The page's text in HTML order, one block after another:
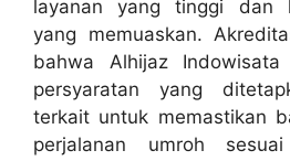
layanan yang tinggi dan
yang memuaskan.
bahwa Alhijaz Indowisata
persyaratan yang
terkait untuk memastikan
perjalanan umroh